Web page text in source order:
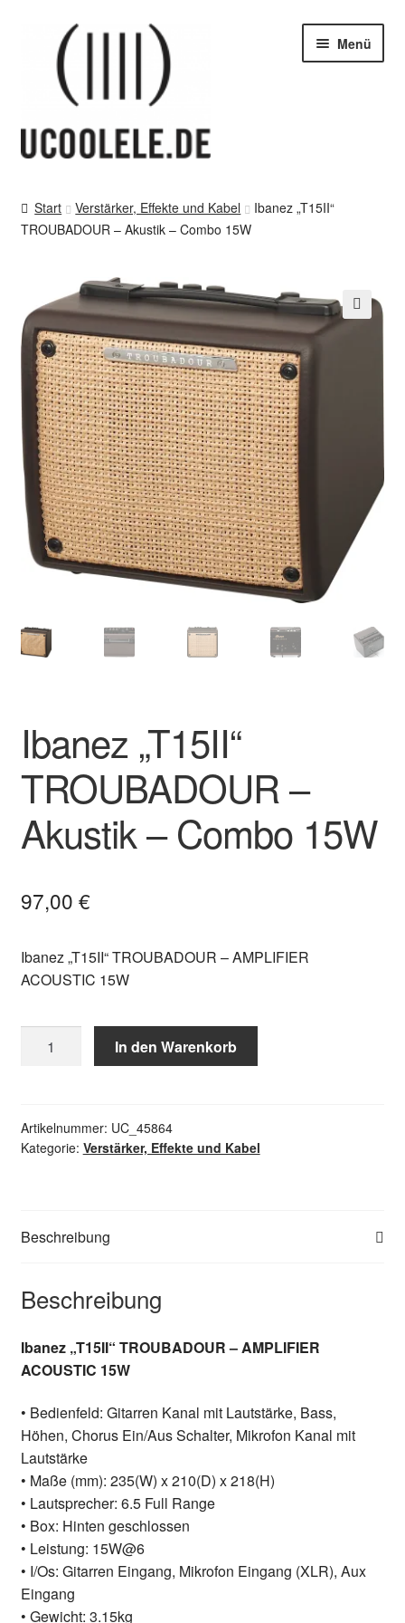
Navigation
springen
springen
Menü
Tipps
vor Ort – in Leipzig
Kontakt / Impressum / AGB & co
Start Verstärker, Effekte und Kabel
Ibanez „T15II“
TROUBADOUR – Akustik – Combo 15W
Ibanez „T15II“
TROUBADOUR –
Akustik – Combo 15W
97,00 €
Ibanez „T15II“ TROUBADOUR – AMPLIFIER
ACOUSTIC 15W
"T15II"
Akustik
-
In den Warenkorb
Artikelnummer: UC_45864
Kategorie: Verstärker, Effekte und Kabel
Beschreibung
Beschreibung
Ibanez „T15II“ TROUBADOUR – AMPLIFIER
ACOUSTIC 15W
• Bedienfeld: Gitarren Kanal mit Lautstärke, Bass,
Höhen, Chorus Ein/Aus Schalter, Mikrofon Kanal mit
Lautstärke
• Maße (mm): 235(W) x 210(D) x 218(H)
• Lautsprecher: 6.5 Full Range
• Box: Hinten geschlossen
• Leistung: 15W@6
• I/Os: Gitarren Eingang, Mikrofon Eingang (XLR), Aux
Eingang
• Gewicht: 3.15kg